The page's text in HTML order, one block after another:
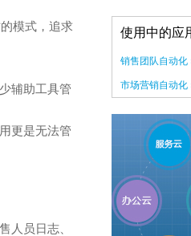
模式，追求
辅助工具管
更是无法管
人员日志、
使用中的应
销售团队自动化
市场营销自动化